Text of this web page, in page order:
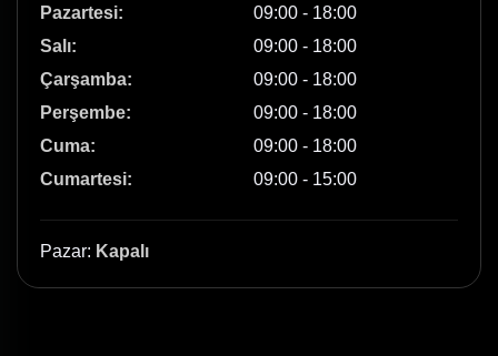
Pazartesi:
09:00 - 18:00
Salı:
09:00 - 18:00
Çarşamba:
09:00 - 18:00
Perşembe:
09:00 - 18:00
Cuma:
09:00 - 18:00
Cumartesi:
09:00 - 15:00
Pazar: Kapalı